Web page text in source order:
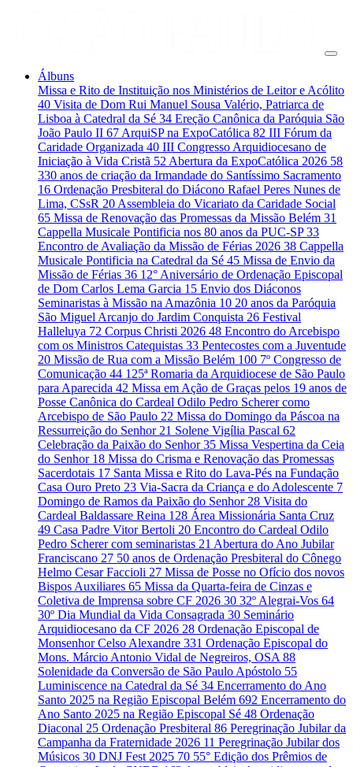
Álbuns
Missa e Rito de Instituição nos Ministérios de Leitor e Acólito
40 Visita de Dom Rui Manuel Sousa Valério, Patriarca de
Lisboa à Catedral da Sé 34 Ereção Canônica da Paróquia São
João Paulo II 67 ArquiSP na ExpoCatólica 82 III Fórum da
Caridade Organizada 40 III Congresso Arquidiocesano de
Iniciação à Vida Cristã 52 Abertura da ExpoCatólica 2026 58
330 anos de criação da Irmandade do Santíssimo Sacramento
16 Ordenação Presbiteral do Diácono Rafael Peres Nunes de
Lima, CSsR 20 Assembleia do Vicariato da Caridade Social
65 Missa de Renovação das Promessas da Missão Belém 31
Cappella Musicale Pontificia nos 80 anos da PUC-SP33
Encontro de Avaliação da Missão de Férias 2026 38 Cappella
Musicale Pontificia na Catedral da Sé 45 Missa de Envio da
Missão de Férias 36 12° Aniversário de Ordenação Episcopal
de Dom Carlos Lema Garcia 15 Envio dos Diáconos
Seminaristas à Missão na Amazônia 10 20 anos da Paróquia
São Miguel Arcanjo do Jardim Conquista 26 Festival
Halleluya 72 Corpus Christi 2026 48 Encontro do Arcebispo
com os Ministros Catequistas 33 Pentecostes com a Juventude
20 Missão de Rua com a Missão Belém 100 7º Congresso de
Comunicação 44 125ª Romaria da Arquidiocese de São Paulo
para Aparecida 42 Missa em Ação de Graças pelos 19 anos de
Posse Canônica do Cardeal Odilo Pedro Scherer como
Arcebispo de São Paulo 22 Missa do Domingo da Páscoa na
Ressurreição do Senhor 21 Solene Vigília Pascal 62
Celebração da Paixão do Senhor35 Missa Vespertina da Ceia
do Senhor 18 Missa do Crisma e Renovação das Promessas
Sacerdotais 17 Santa Missa e Rito do Lava-Pés na Fundação
Casa Ouro Preto 23 Via-Sacra da Criança e do Adolescente 7
Domingo de Ramos da Paixão do Senhor 28 Visita do
Cardeal Baldassare Reina 128 Área Missionária Santa Cruz
49 Casa Padre Vitor Bertoli 20 Encontro do Cardeal Odilo
Pedro Scherer com seminaristas 21 Abertura do Ano Jubilar
Franciscano 27 50 anos de Ordenação Presbiteral do Cônego
Helmo Cesar Faccioli 27 Missa de Posse no Ofício dos novos
Bispos Auxiliares 65 Missa da Quarta-feira de Cinzas e
Coletiva de Imprensa sobre CF 2026 30 32º Alegrai-Vos 64
30º Dia Mundial da Vida Consagrada 30 Seminário
Arquidiocesano da CF 2026 28 Ordenação Episcopal de
Monsenhor Celso Alexandre 331 Ordenação Episcopal do
Mons. Márcio Antonio Vidal de Negreiros, OSA 88
Solenidade da Conversão de São Paulo Apóstolo 55
Luminiscence na Catedral da Sé 34 Encerramento do Ano
Santo 2025 na Região Episcopal Belém 692 Encerramento do
Ano Santo 2025 na Região Episcopal Sé 48 Ordenação
Diaconal 25 Ordenação Presbiteral 86 Peregrinação Jubilar da
Campanha da Fraternidade 2026 11 Peregrinação Jubilar dos
Músicos 30 DNJ Fest 2025 70 55° Edição dos Prêmios de